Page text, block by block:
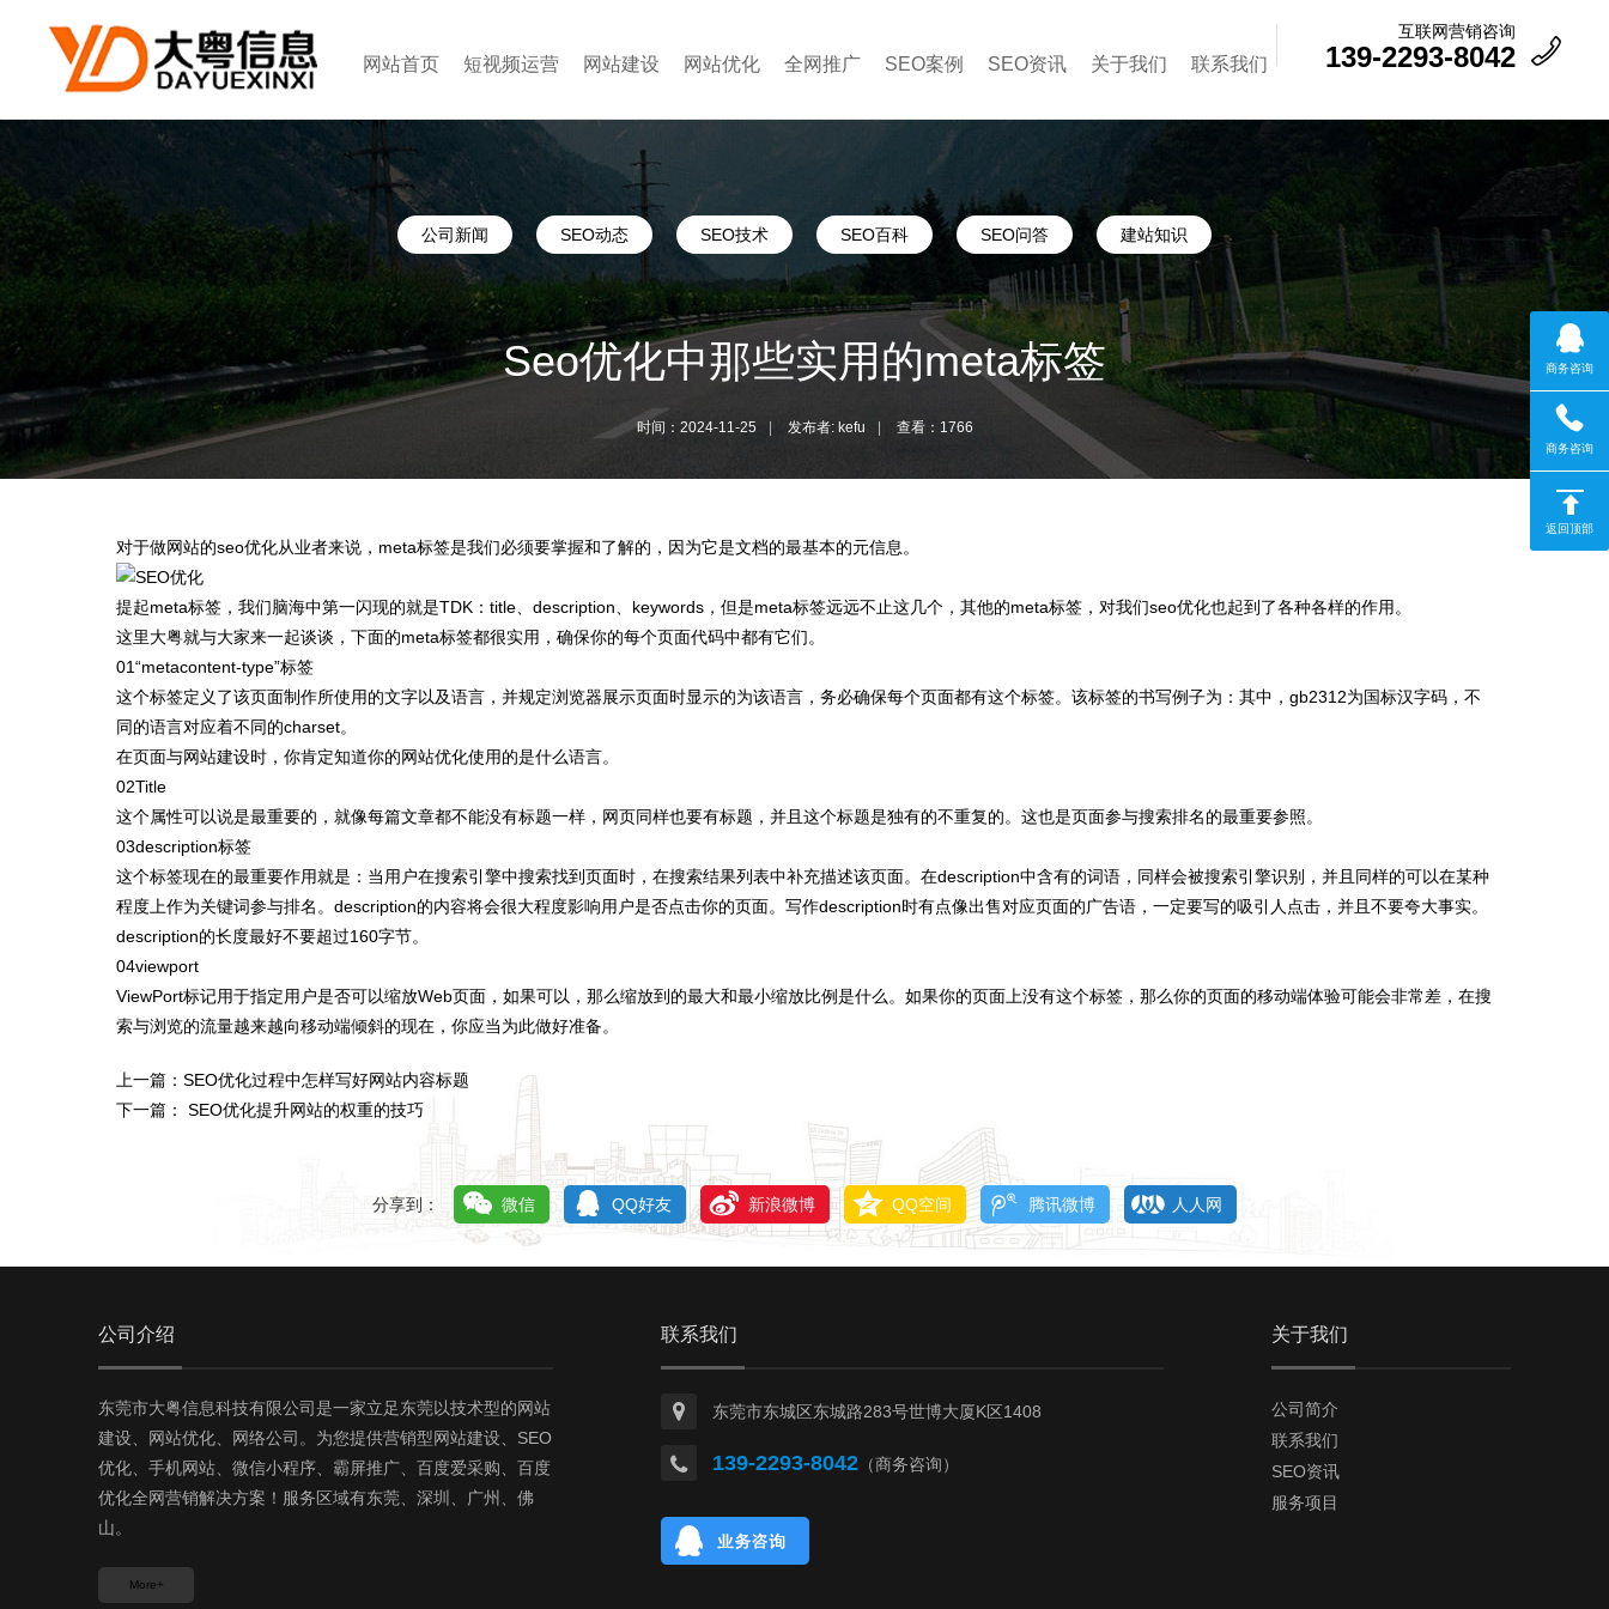
网站首页 短视频运营 网站建设 网站优化 全网推广 SEO案例 SEO资讯 关于我们 联系我们
互联网营销咨询
139-2293-8042
公司新闻 SEO动态 SEO技术 SEO百科 SEO问答 建站知识
Seo优化中那些实用的meta标签
时间：2024-11-25 发布者: kefu 查看：1766
对于做网站的seo优化从业者来说，meta标签是我们必须要掌握和了解的，因为它是文档的最基本的元信息。
提起meta标签，我们脑海中第一闪现的就是TDK：title、description、keywords，但是meta标签远远不止这几个，其他的meta标签，对我们seo优化也起到了各种各样的作用。
这里大粤就与大家来一起谈谈，下面的meta标签都很实用，确保你的每个页面代码中都有它们。
01“metacontent-type”标签
这个标签定义了该页面制作所使用的文字以及语言，并规定浏览器展示页面时显示的为该语言，务必确保每个页面都有这个标签。该标签的书写例子为：其中，gb2312为国标汉字码，不
同的语言对应着不同的charset。
在页面与网站建设时，你肯定知道你的网站优化使用的是什么语言。
02Title
这个属性可以说是最重要的，就像每篇文章都不能没有标题一样，网页同样也要有标题，并且这个标题是独有的不重复的。这也是页面参与搜索排名的最重要参照。
03description标签
这个标签现在的最重要作用就是：当用户在搜索引擎中搜索找到页面时，在搜索结果列表中补充描述该页面。在description中含有的词语，同样会被搜索引擎识别，并且同样的可以在某种
程度上作为关键词参与排名。description的内容将会很大程度影响用户是否点击你的页面。写作description时有点像出售对应页面的广告语，一定要写的吸引人点击，并且不要夸大事实。
description的长度最好不要超过160字节。
04viewport
ViewPort标记用于指定用户是否可以缩放Web页面，如果可以，那么缩放到的最大和最小缩放比例是什么。如果你的页面上没有这个标签，那么你的页面的移动端体验可能会非常差，在搜
索与浏览的流量越来越向移动端倾斜的现在，你应当为此做好准备。
上一篇： SEO优化过程中怎样写好网站内容标题
下一篇： SEO优化提升网站的权重的技巧
分享到： 微信 QQ好友 新浪微博 QQ空间 腾讯微博 人人网
公司介绍
东莞市大粤信息科技有限公司是一家立足东莞以技术型的网站
建设、网站优化、网络公司。为您提供营销型网站建设、SEO
优化、手机网站、微信小程序、霸屏推广、百度爱采购、百度
优化全网营销解决方案！服务区域有东莞、深圳、广州、佛
山。
More+
联系我们
东莞市东城区东城路283号世博大厦K区1408
139-2293-8042 （商务咨询）
关于我们
公司简介
联系我们
SEO资讯
服务项目
商务咨询
商务咨询
返回顶部